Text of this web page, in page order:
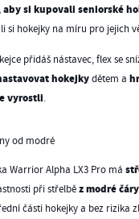
si kupovali seniorské
si hokejky na míru pro jejich
přidáš nástavec, flex se
hokejkydětem a
vyrostli.
od modré
Warrior Alpha LX3 Pro má
při střelběz modré
části hokejky a bez rizika